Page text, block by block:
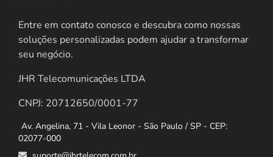
Entre em contato conosco e descubra como nossas
soluções personalizadas podem ajudar a transformar
seu negócio.
JHR Telecomunicações LTDA
CNPJ: 20712650/0001-77
Av. Angelina, 71 - Vila Leonor - São Paulo / SP - CEP:
02077-000